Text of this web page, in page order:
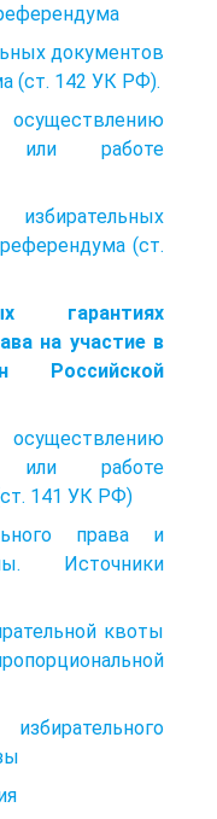
документов
(ст. 142 УК РФ).
или работе
(ст.
на участие в
Российской
или работе
141 УК РФ)
права и
Источники
квоты